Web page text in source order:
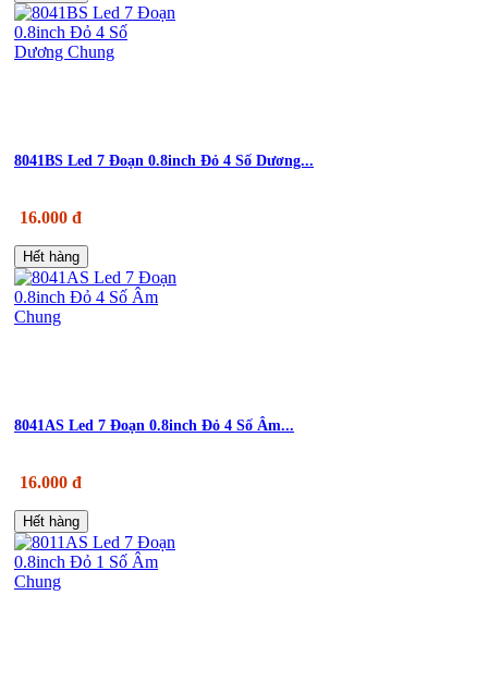
8041BS Led 7 Đoạn 0.8inch Đỏ 4 Số Dương...
16.000 đ
Hết hàng
8041AS Led 7 Đoạn 0.8inch Đỏ 4 Số Âm...
16.000 đ
Hết hàng